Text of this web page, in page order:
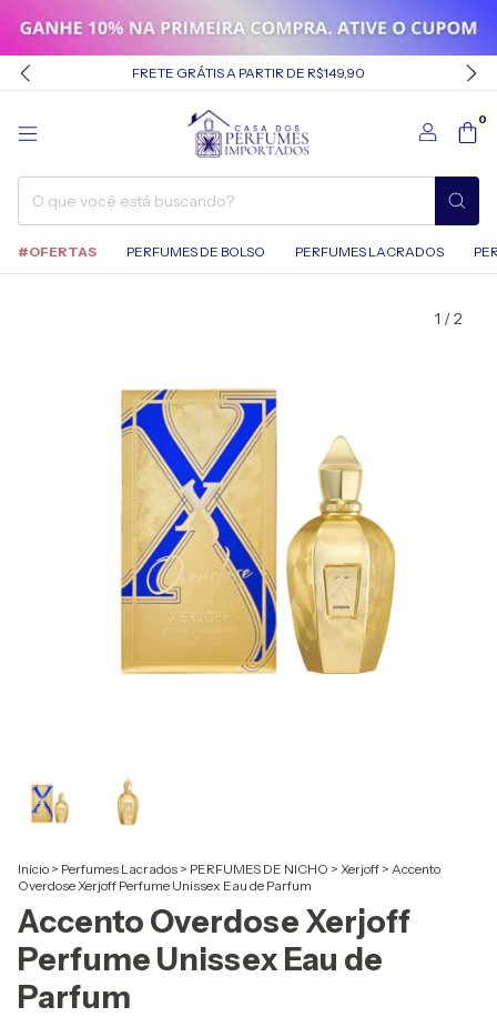
FRETE GRÁTIS A PARTIR DE R$149,90
0
#OFERTAS PERFUMES DE BOLSO PERFUMES LACRADOS
1 /2
Início > Perfumes Lacrados > PERFUMES DE NICHO > Xerjoff > Accento
Overdose Xerjoff Perfume Unissex Eau de Parfum
Accento Overdose Xerjoff
Perfume Unissex Eau de
Parfum